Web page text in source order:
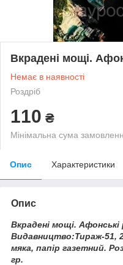
Вкрадені мощі.
Немає в наявності
Роздріб
110 ₴
Мінімальна сума
Опис Характеристики
Опис
Вкрадені мощі. Афонські
Видавництво:Тираж-51,
мяка, папір газетний.
гр.